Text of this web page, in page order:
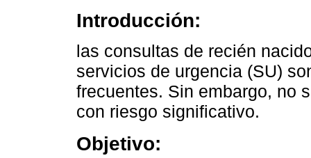
Introducción:
las consultas de recién
servicios de urgencia (SU)
frecuentes. Sin embargo, no
con riesgo significativo.
Objetivo: